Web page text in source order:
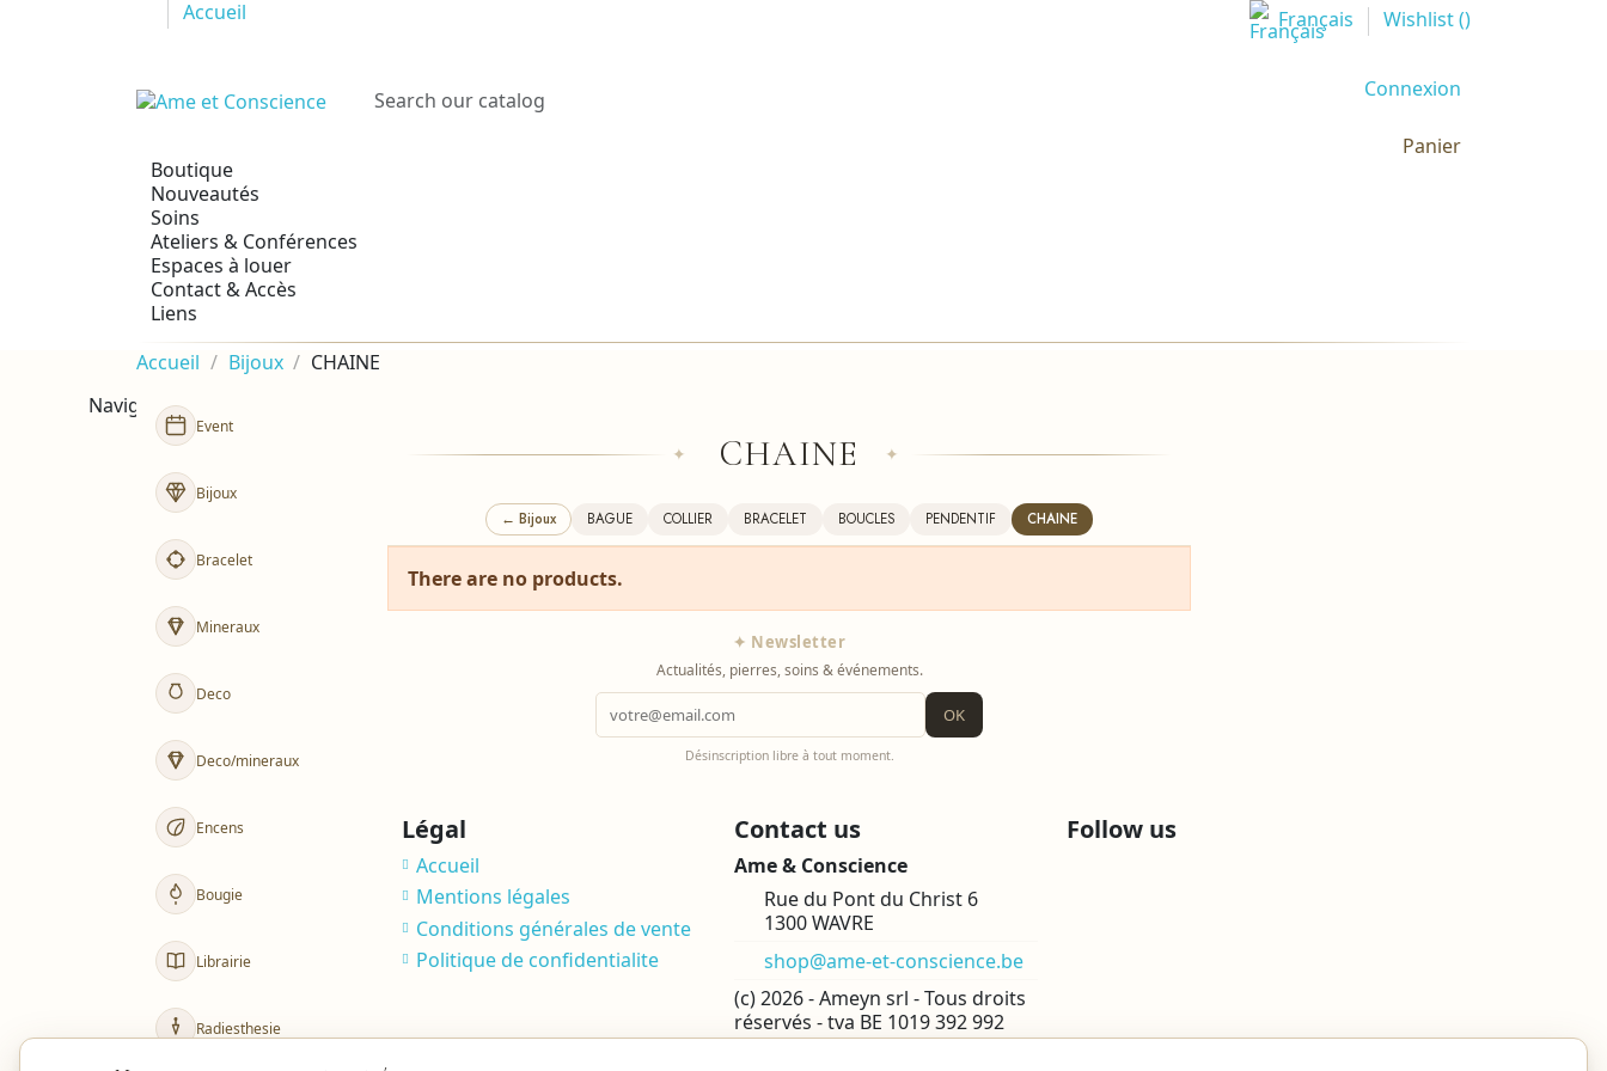
Accueil Français Wishlist ()
Connexion
Panier
Boutique
Nouveautés
Soins
Ateliers & Conférences
Espaces à louer
Contact & Accès
Liens
Accueil
Bijoux CHAINE
Event
Bijoux
Bracelet
Mineraux
Deco
Deco/mineraux
Encens
Bougie
Librairie
Radiesthesie
✦ CHAINE ✦
← Bijoux BAGUE COLLIER BRACELET BOUCLES PENDENTIF CHAINE
There are no products.
Navigation
✦ Newsletter
Actualités, pierres, soins & événements.
OK
Désinscription libre à tout moment.
Légal
Accueil
Mentions légales
Conditions générales de vente
Politique de confidentialite
Contact us
Ame & Conscience
Rue du Pont du Christ 6
1300 WAVRE
shop@ame-et-conscience.be
(c) 2026 - Ameyn srl - Tous droits
réservés - tva BE 1019 392 992
Follow us